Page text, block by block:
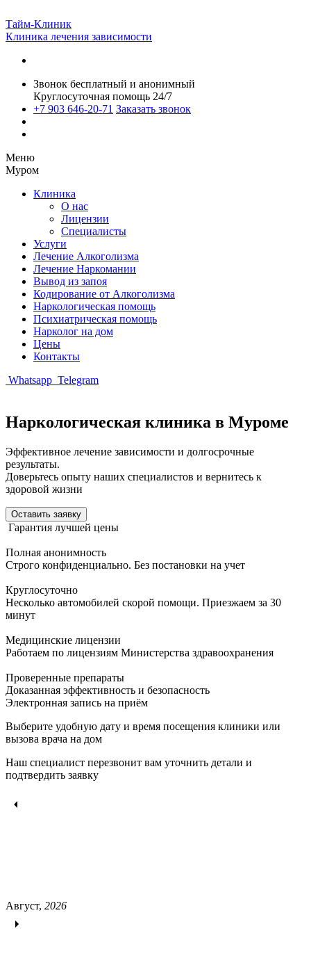
Тайм-Клиник
Клиника лечения зависимости
Звонок бесплатный и анонимный
Круглосуточная помощь 24/7
+7 903 646-20-71 Заказать звонок
Меню
Муром
Клиника
О нас
Лицензии
Специалисты
Услуги
Лечение Алкоголизма
Лечение Наркомании
Вывод из запоя
Кодирование от Алкоголизма
Наркологическая помощь
Психиатрическая помощь
Нарколог на дом
Цены
Контакты
Whatsapp Telegram
Наркологическая клиника в Муроме
Эффективное лечение зависимости и долгосрочные
результаты.
Доверьтесь опыту наших специалистов и вернитесь к
здоровой жизни
Оставить заявку
Гарантия лучшей цены
Полная анонимность
Строго конфиденциально. Без постановки на учет
Круглосуточно
Несколько автомобилей скорой помощи. Приезжаем за 30
минут
Медицинские лицензии
Работаем по лицензиям Министерства здравоохранения
Проверенные препараты
Доказанная эффективность и безопасность
Электронная запись на приём
Выберите удобную дату и время посещения клиники или
вызова врача на дом
Наш специалист перезвонит вам уточнить детали и
подтвердить заявку
Август, 2026